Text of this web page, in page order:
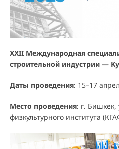
XXII Международная
строительной индустрии —
Даты проведения: 15–17
Место проведения: г. Бишкек,
физкультурного института